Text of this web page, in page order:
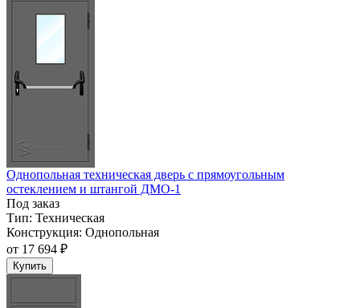
Однопольная техническая дверь с прямоугольным
остеклением и штангой ДМО-1
Под заказ
Тип: Техническая
Конструкция: Однопольная
от 17 694 ₽
Купить